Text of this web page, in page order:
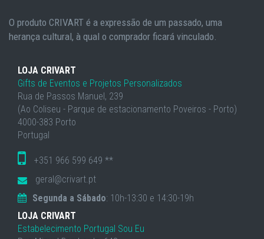
O produto CRIVART é a expressão de um passado, uma
herança cultural, à qual o comprador ficará vinculado.
LOJA CRIVART
Gifts de Eventos e Projetos Personalizados
Rua de Passos Manuel, 239
(Ao Coliseu - Parque de estacionamento Poveiros - Porto)
4000-383 Porto
Portugal
+351 966 599 649 **
geral@crivart.pt
Segunda a Sábado: 10h-13:30 e 14:30-19h
LOJA CRIVART
Estabelecimento Portugal Sou Eu